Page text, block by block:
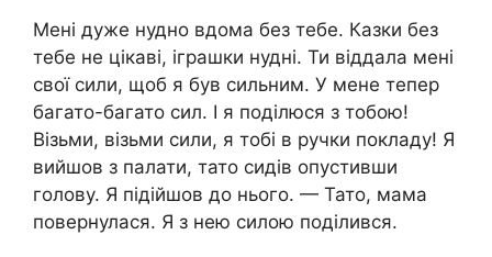
Мені дуже нудно вдома без тебе. Казки без
тебе не цікаві, іграшки нудні. Ти віддала мені
свої сили, щоб я був сильним. У мене тепер
багато-багато сил. І я поділюся з тобою!
Візьми, візьми сили, я тобі в ручки покладу! Я
вийшов з палати, тато сидів опустивши
голову. Я підійшов до нього. — Тато, мама
повернулася. Я з нею силою поділився.